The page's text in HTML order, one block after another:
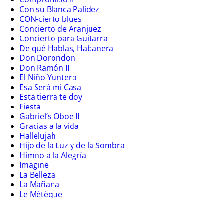
Con su Blanca Palidez
CON-cierto blues
Concierto de Aranjuez
Concierto para Guitarra
De qué Hablas, Habanera
Don Dorondon
Don Ramón II
El Niño Yuntero
Esa Será mi Casa
Esta tierra te doy
Fiesta
Gabriel’s Oboe II
Gracias a la vida
Hallelujah
Hijo de la Luz y de la Sombra
Himno a la Alegría
Imagine
La Belleza
La Mañana
Le Métèque